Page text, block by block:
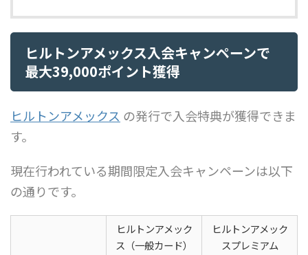
ヒルトンアメックス入会キャンペーンで
最大39,000ポイント獲得
ヒルトンアメックス の発行で入会特典が獲得できま
す。
現在行われている期間限定入会キャンペーンは以下
の通りです。
ヒルトンアメック
ス（一般カード）
ヒルトンアメック
スプレミアム